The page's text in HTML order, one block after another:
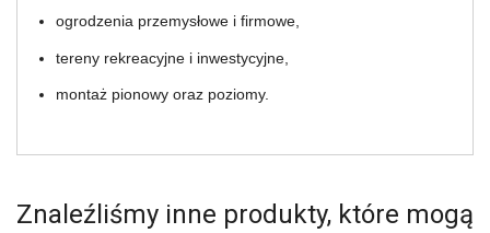
ogrodzenia przemysłowe i firmowe,
tereny rekreacyjne i inwestycyjne,
montaż pionowy oraz poziomy.
Znaleźliśmy inne produkty, które mogą